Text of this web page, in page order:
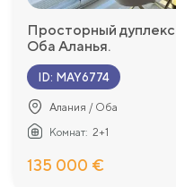
Просторный дуплекс
Оба Аланья.
ID: MAY6774
Алания / Оба
Комнат: 2+1
135 000 €